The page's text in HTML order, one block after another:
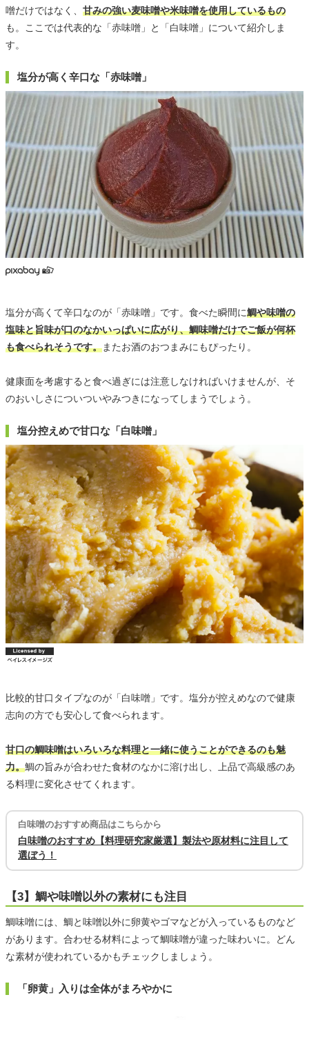
噌だけではなく、 甘みの強い麦味噌や米味噌を使用しているもの
も。ここでは代表的な「赤味噌」と「白味噌」について紹介しま
す。
塩分が高く辛口な「赤味噌」
塩分が高くて辛口なのが「赤味噌」です。食べた瞬間に鯛や味噌の
塩味と旨味が口のなかいっぱいに広がり、鯛味噌だけでご飯が何杯
も食べられそうです。またお酒のおつまみにもぴったり。
健康面を考慮すると食べ過ぎには注意しなければいけませんが、そ
のおいしさについついやみつきになってしまうでしょう。
塩分控えめで甘口な「白味噌」
比較的甘口タイプなのが「白味噌」です。塩分が控えめなので健康
志向の方でも安心して食べられます。
甘口の鯛味噌はいろいろな料理と一緒に使うことができるのも魅
力。鯛の旨みが合わせた食材のなかに溶け出し、上品で高級感のあ
る料理に変化させてくれます。
白味噌のおすすめ商品はこちらから
白味噌のおすすめ【料理研究家厳選】製法や原材料に注目して
選ぼう！
【3】鯛や味噌以外の素材にも注目
鯛味噌には、鯛と味噌以外に卵黄やゴマなどが入っているものなど
があります。合わせる材料によって鯛味噌が違った味わいに。どん
な素材が使われているかもチェックしましょう。
「卵黄」入りは全体がまろやかに